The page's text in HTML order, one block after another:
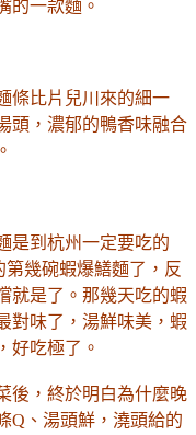
的一款麵。
條比片兒川來的細一
頭，濃郁的鴨香味融合
是到杭州一定要吃的
幾碗蝦爆鱔麵了，反
就是了。那幾天吃的蝦
對味了，湯鮮味美，蝦
好吃極了。
後，終於明白為什麼晚
Q、湯頭鮮，澆頭給的